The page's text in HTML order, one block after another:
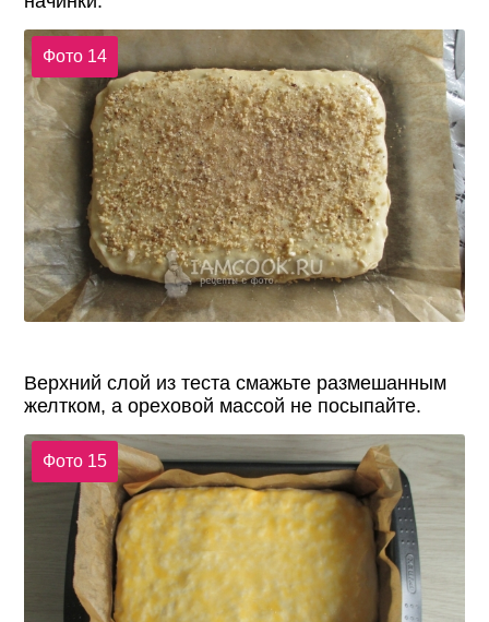
Фото 14
Верхний слой из теста смажьте размешанным
желтком, а ореховой массой не посыпайте.
Фото 15